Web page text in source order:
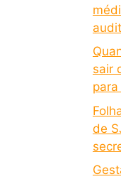
sair
para
de